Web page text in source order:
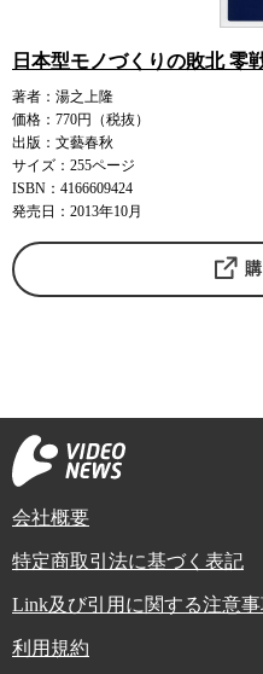
日本型モノづくりの敗北 零
著者：湯之上隆
価格：770円（税抜）
出版：文藝春秋
サイズ：255ページ
ISBN：4166609424
発売日：2013年10月
会社概要
特定商取引法に基づく表記
Link及び引用に関する注意
利用規約